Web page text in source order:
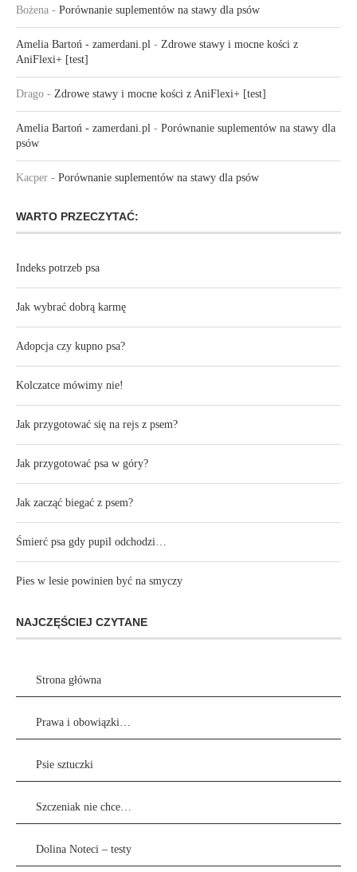
Bożena - Porównanie suplementów na stawy dla psów
Amelia Bartoń - zamerdani.pl - Zdrowe stawy i mocne kości z
AniFlexi+ [test]
Drago - Zdrowe stawy i mocne kości z AniFlexi+ [test]
Amelia Bartoń - zamerdani.pl - Porównanie suplementów na stawy dla
psów
Kacper - Porównanie suplementów na stawy dla psów
WARTO PRZECZYTAĆ:
Indeks potrzeb psa
Jak wybrać dobrą karmę
Adopcja czy kupno psa?
Kolczatce mówimy nie!
Jak przygotować się na rejs z psem?
Jak przygotować psa w góry?
Jak zacząć biegać z psem?
Śmierć psa gdy pupil odchodzi…
Pies w lesie powinien być na smyczy
NAJCZĘŚCIEJ CZYTANE
Strona główna
Prawa i obowiązki…
Psie sztuczki
Szczeniak nie chce…
Dolina Noteci – testy